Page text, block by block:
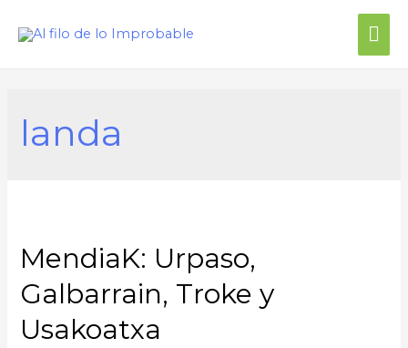
landa
MendiaK: Urpaso,
Galbarrain, Troke y
Usakoatxa